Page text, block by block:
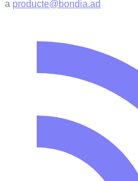
a producte@bondia.ad